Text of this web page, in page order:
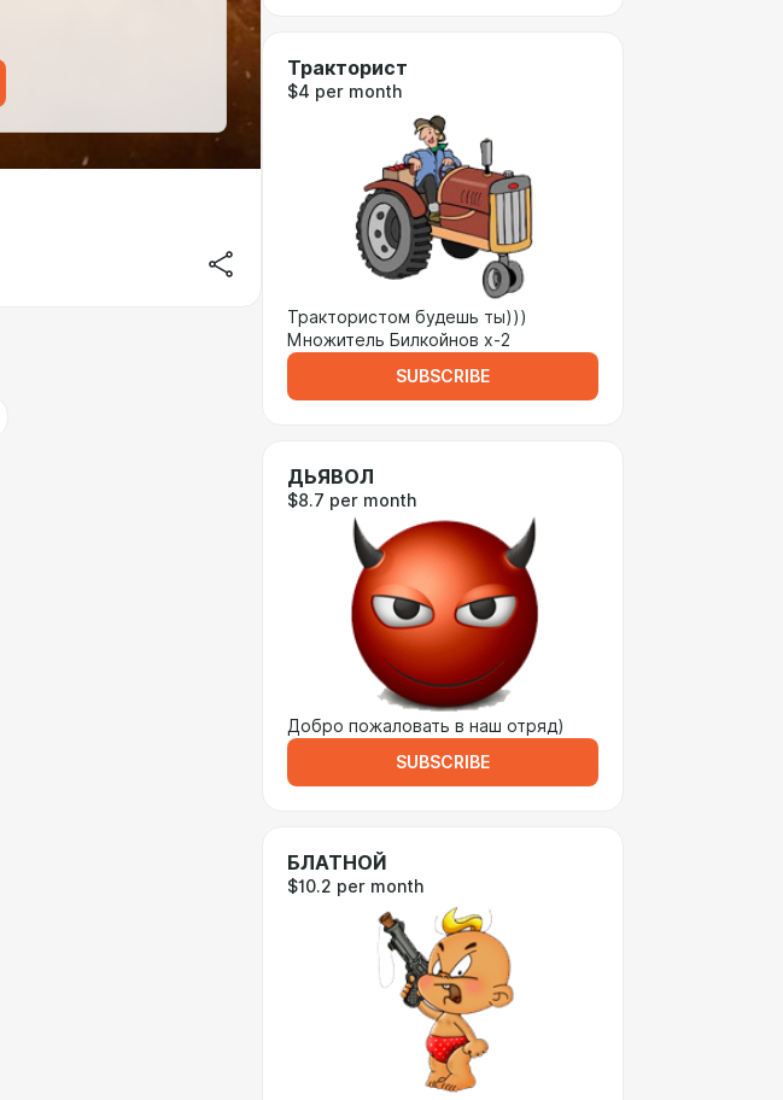
Тракторист
$4 per month
Трактористом будешь ты)))
Множитель Билкойнов х-2
SUBSCRIBE
ДЬЯВОЛ
$8.7 per month
Добро пожаловать в наш отряд)
SUBSCRIBE
БЛАТНОЙ
$10.2 per month